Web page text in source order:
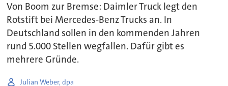
Von Boom zur Bremse: Daimler Truck legt den
Rotstift bei Mercedes-Benz Trucks an. In
Deutschland sollen in den kommenden Jahren
rund 5.000 Stellen wegfallen. Dafür gibt es
mehrere Gründe.
Julian Weber, dpa